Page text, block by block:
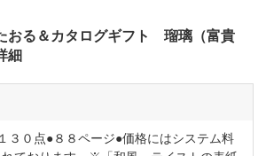
る＆カタログギフト 瑠璃（富貴
細
３０点●８８ページ●価格にはシステム料